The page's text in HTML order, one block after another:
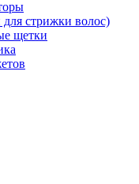
стрижки волос)
щетки